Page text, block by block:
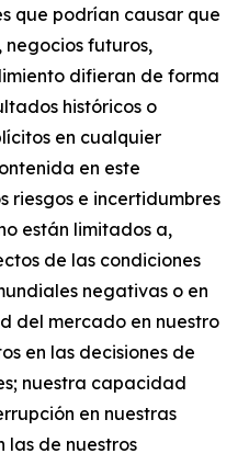
que podrían causar que
negocios futuros,
difieran de forma
históricos o
en cualquier
en este
riesgos e incertidumbres
están limitados a,
de las condiciones
negativas o en
del mercado en nuestro
en las decisiones de
nuestra capacidad
en nuestras
las de nuestros